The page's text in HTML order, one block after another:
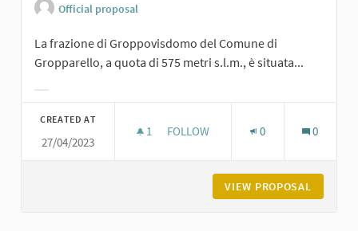
Official proposal
La frazione di Groppovisdomo del Comune di
Gropparello, a quota di 575 metri s.l.m., è situata...
CREATED AT
27/04/2023
1 1 FOLLOWER
FOLLOW 0 0
VIEW PROPOSAL